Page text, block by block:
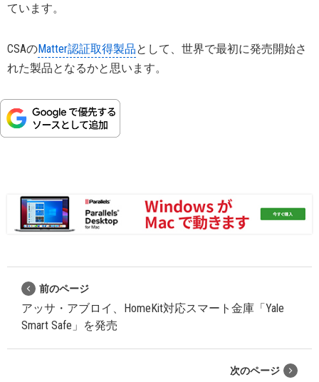
ています。
CSAのMatter認証取得製品として、世界で最初に発売開始さ
れた製品となるかと思います。
前のページ
アッサ・アブロイ、HomeKit対応スマート金庫「Yale
Smart Safe」を発売
次のページ